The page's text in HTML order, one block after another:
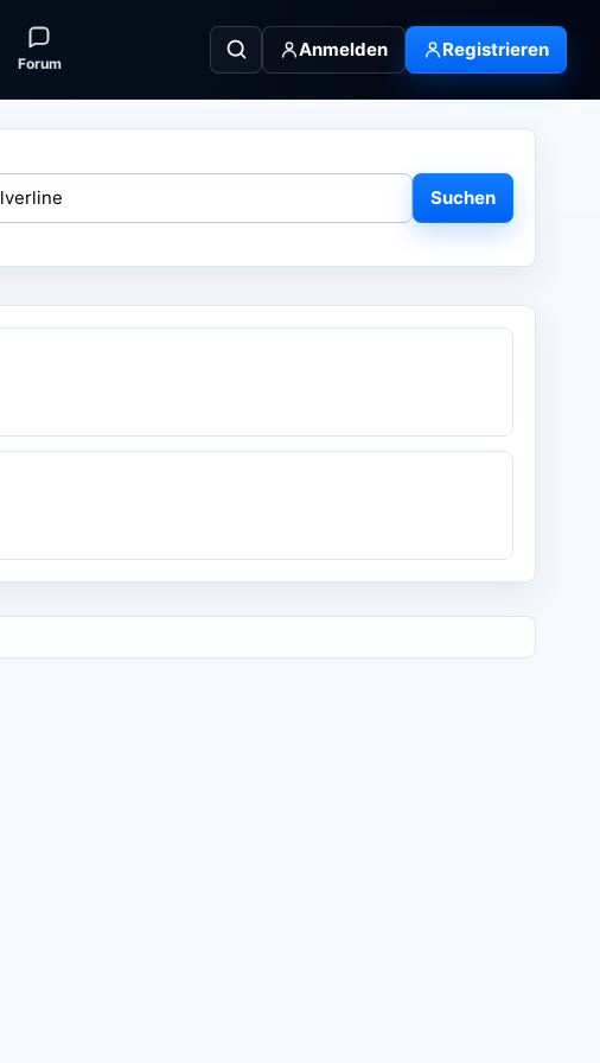
Forum
Anmelden Registrieren
Suchen